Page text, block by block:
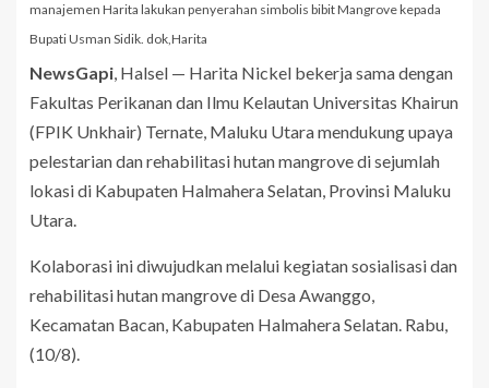
manajemen Harita lakukan penyerahan simbolis bibit Mangrove kepada
Bupati Usman Sidik. dok,Harita
NewsGapi, Halsel — Harita Nickel bekerja sama dengan
Fakultas Perikanan dan Ilmu Kelautan Universitas Khairun
(FPIK Unkhair) Ternate, Maluku Utara mendukung upaya
pelestarian dan rehabilitasi hutan mangrove di sejumlah
lokasi di Kabupaten Halmahera Selatan, Provinsi Maluku
Utara.
Kolaborasi ini diwujudkan melalui kegiatan sosialisasi dan
rehabilitasi hutan mangrove di Desa Awanggo,
Kecamatan Bacan, Kabupaten Halmahera Selatan. Rabu,
(10/8).